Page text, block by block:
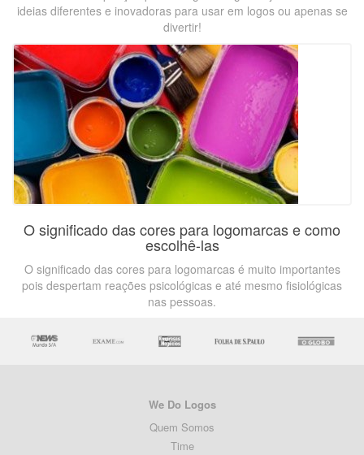
ideias diferentes e inovadoras para usar em logos ou apenas se
divertir!
O significado das cores para logomarcas e como
escolhê-las
O significado das cores para logomarcas é muito importantes
pois despertam reações psicológicas e até mesmo fisiológicas
nas pessoas.
We Do Logos
Quem Somos
Time